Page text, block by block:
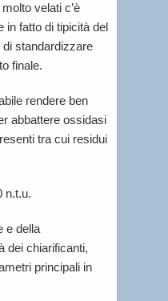
velati c’è
in fatto di tipicità del
standardizzare
finale.
rendere ben
abbattere ossidasi
tra cui residui
n.t.u.
e della
dei chiarificanti,
principali in